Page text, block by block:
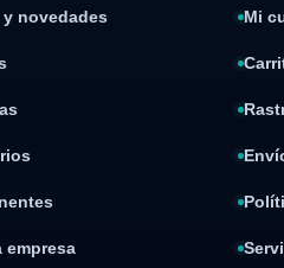
novedades
empresa
Mi